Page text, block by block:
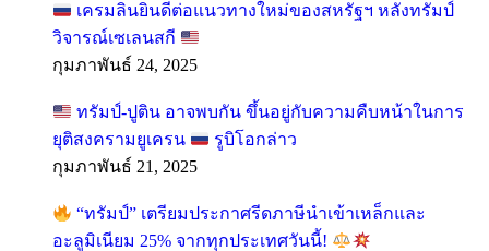
เครมลินยินดีต่อแนวทางใหม่ของสหรัฐฯ หลังทรัมป์
วิจารณ์เซเลนสกี
กุมภาพันธ์ 24, 2025
ทรัมป์-ปูติน อาจพบกัน ขึ้นอยู่กับความคืบหน้าในการ
ยุติสงครามยูเครน
รูบิโอกล่าว
กุมภาพันธ์ 21, 2025
“ทรัมป์” เตรียมประกาศรีดภาษีนำเข้าเหล็กและ
อะลูมิเนียม 25% จากทุกประเทศวันนี้!